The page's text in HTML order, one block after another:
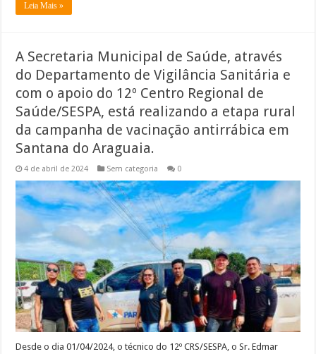
Leia Mais »
A Secretaria Municipal de Saúde, através
do Departamento de Vigilância Sanitária e
com o apoio do 12º Centro Regional de
Saúde/SESPA, está realizando a etapa rural
da campanha de vacinação antirrábica em
Santana do Araguaia.
4 de abril de 2024 Sem categoria 0
Desde o dia 01/04/2024, o técnico do 12º CRS/SESPA, o Sr. Edmar